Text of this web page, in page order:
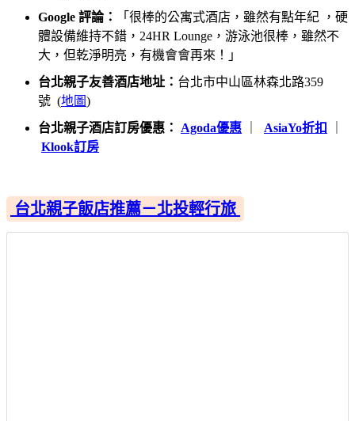
Google 評論：
「很棒的公寓式酒店，雖然有點年紀 ，硬
體設備維持不錯，24HR Lounge，游泳池很棒，雖然不
大，但乾淨明亮，有機會會再來！」
台北親子友善酒店地址： 台北市中山區林森北路359
號 (地圖)
台北親子酒店訂房優惠：
Agoda優惠 AsiaYo折扣
Klook訂房
台北親子飯店推薦－北投輕行旅